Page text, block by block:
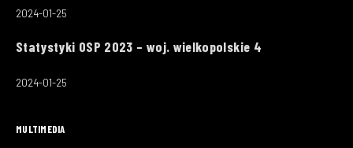
2024-01-25
Statystyki OSP 2023 – woj. wielkopolskie 4
2024-01-25
MULTIMEDIA